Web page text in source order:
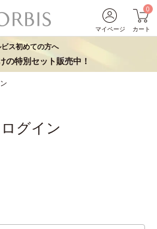
マイページ
0
カート
ス初めての方へ
の特別セット販売中！
グイン